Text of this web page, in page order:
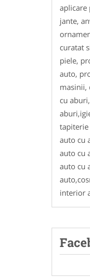
aplicare
jante,
curatat
piele,
auto,
masinii,
cu
auto cu
auto cu
auto cu
interior